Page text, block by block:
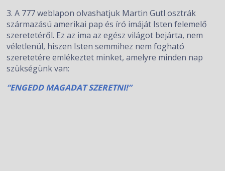
3. A 777 weblapon olvashatjuk Martin Gutl osztrák
származású amerikai pap és író imáját Isten felemelő
szeretetéről. Ez az ima az egész világot bejárta, nem
véletlenül, hiszen Isten semmihez nem fogható
szeretetére emlékeztet minket, amelyre minden nap
szükségünk van:
“ENGEDD MAGADAT SZERETNI!”